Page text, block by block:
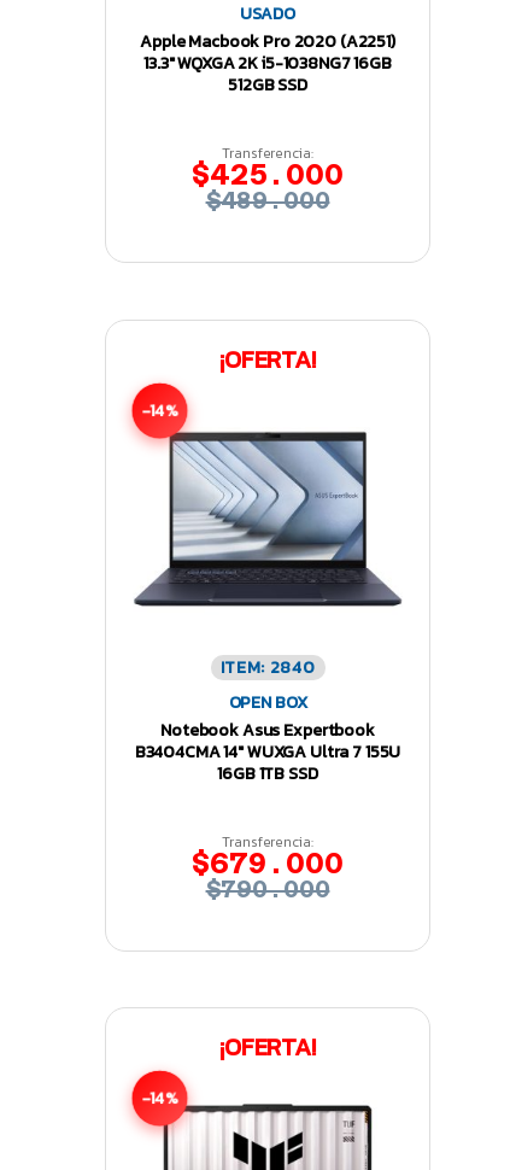
USADO
Apple Macbook Pro 2020 (A2251)
13.3″ WQXGA 2K i5-1038NG7 16GB
512GB SSD
Transferencia:
$425.000
$489.000
¡OFERTA!
-14%
ITEM: 2840
OPEN BOX
Notebook Asus Expertbook
B3404CMA 14″ WUXGA Ultra 7 155U
16GB 1TB SSD
Transferencia:
$679.000
$790.000
¡OFERTA!
-14%